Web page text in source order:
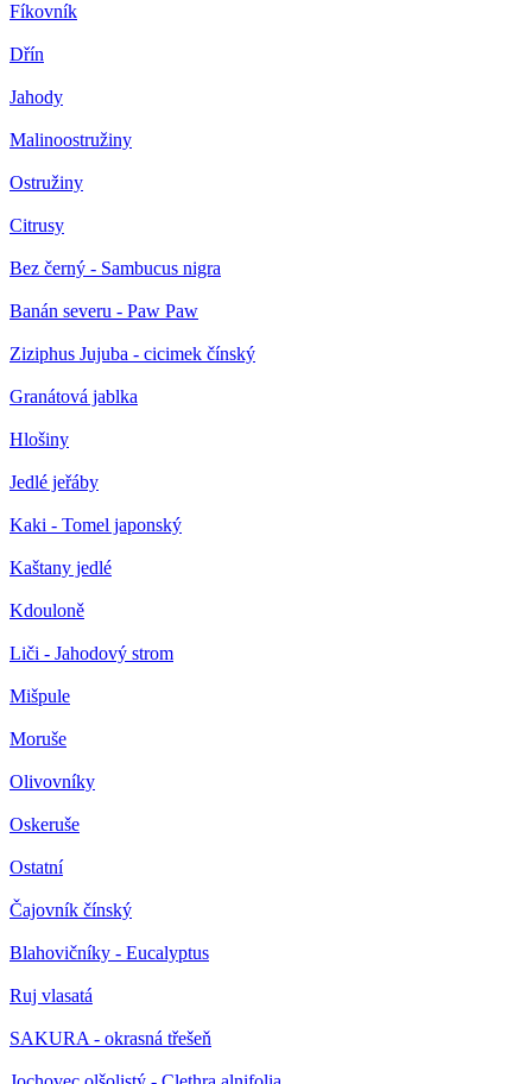
Fíkovník
Dřín
Jahody
Malinoostružiny
Ostružiny
Citrusy
Bez černý - Sambucus nigra
Banán severu - Paw Paw
Ziziphus Jujuba - cicimek čínský
Granátová jablka
Hlošiny
Jedlé jeřáby
Kaki - Tomel japonský
Kaštany jedlé
Kdouloně
Liči - Jahodový strom
Mišpule
Moruše
Olivovníky
Oskeruše
Ostatní
Čajovník čínský
Blahovičníky - Eucalyptus
Ruj vlasatá
SAKURA - okrasná třešeň